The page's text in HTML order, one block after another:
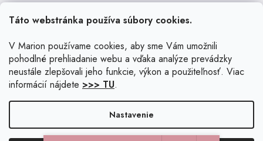
Táto webstránka používa súbory cookies.
V Marion používame cookies, aby sme Vám umožnili
pohodlné prehliadanie webu a vďaka analýze prevádzky
neustále zlepšovali jeho funkcie, výkon a použiteľnosť. Viac
informácií nájdete >>> TU.
Nastavenie
Vytvoril Shoptet|Upravil Balkys